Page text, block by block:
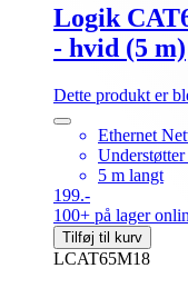
Logik
- hvid (5 m)
Dette produkt er
Ethernet
5 m langt
199.-
100+ på lager
Tilføj til kurv
LCAT65M18